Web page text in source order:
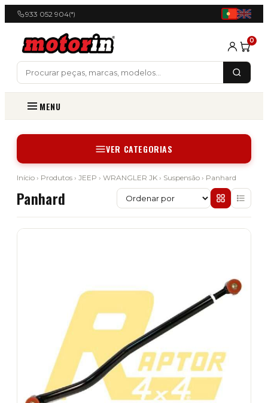
933 052 904(*)
0
MENU
VER CATEGORIAS
Início › Produtos › JEEP › WRANGLER JK › Suspensão › Panhard
Panhard